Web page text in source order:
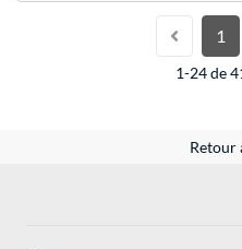
1
1-24 de
Retour